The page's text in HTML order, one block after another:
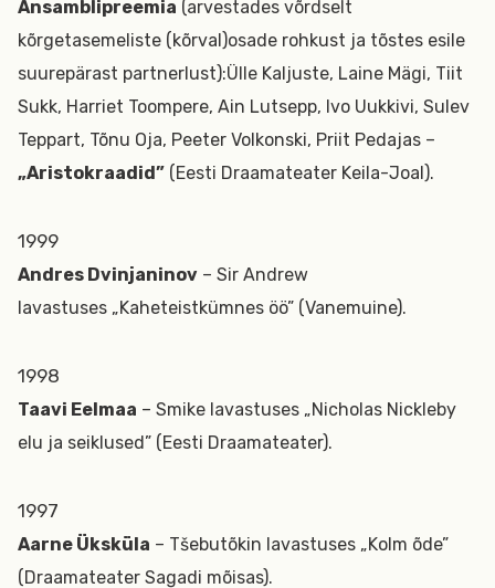
Ansamblipreemia (arvestades võrdselt
kõrgetasemeliste (kõrval)osade rohkust ja tõstes esile
suurepärast partnerlust):Ülle Kaljuste, Laine Mägi, Tiit
Sukk, Harriet Toompere, Ain Lutsepp, Ivo Uukkivi, Sulev
Teppart, Tõnu Oja, Peeter Volkonski, Priit Pedajas –
„Aristokraadid” (Eesti Draamateater Keila-Joal).
1999
Andres Dvinjaninov – Sir Andrew
lavastuses „Kaheteistkümnes öö” (Vanemuine).
1998
Taavi Eelmaa – Smike lavastuses „Nicholas Nickleby
elu ja seiklused” (Eesti Draamateater).
1997
Aarne Üksküla – Tšebutõkin lavastuses „Kolm õde”
(Draamateater Sagadi mõisas).